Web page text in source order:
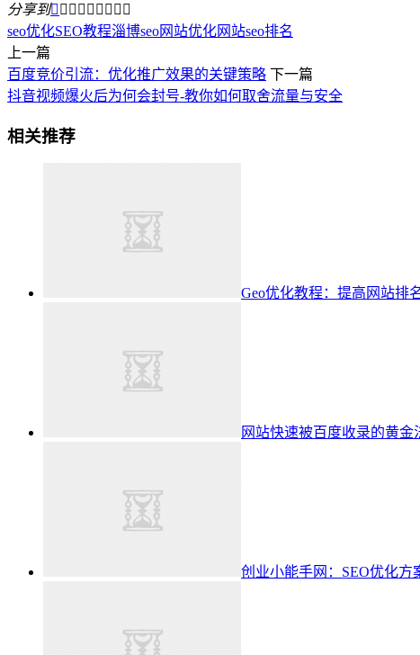
分享到        
seo优化SEO教程淄博seo网站优化网站seo排名
上一篇
百度竞价引流：优化推广效果的关键策略 下一篇
抖音视频爆火后为何会封号-教你如何取舍流量与安全
相关推荐
Geo优化教程：提高网站排
网站快速被百度收录的黄金
创业小能手网：SEO优化